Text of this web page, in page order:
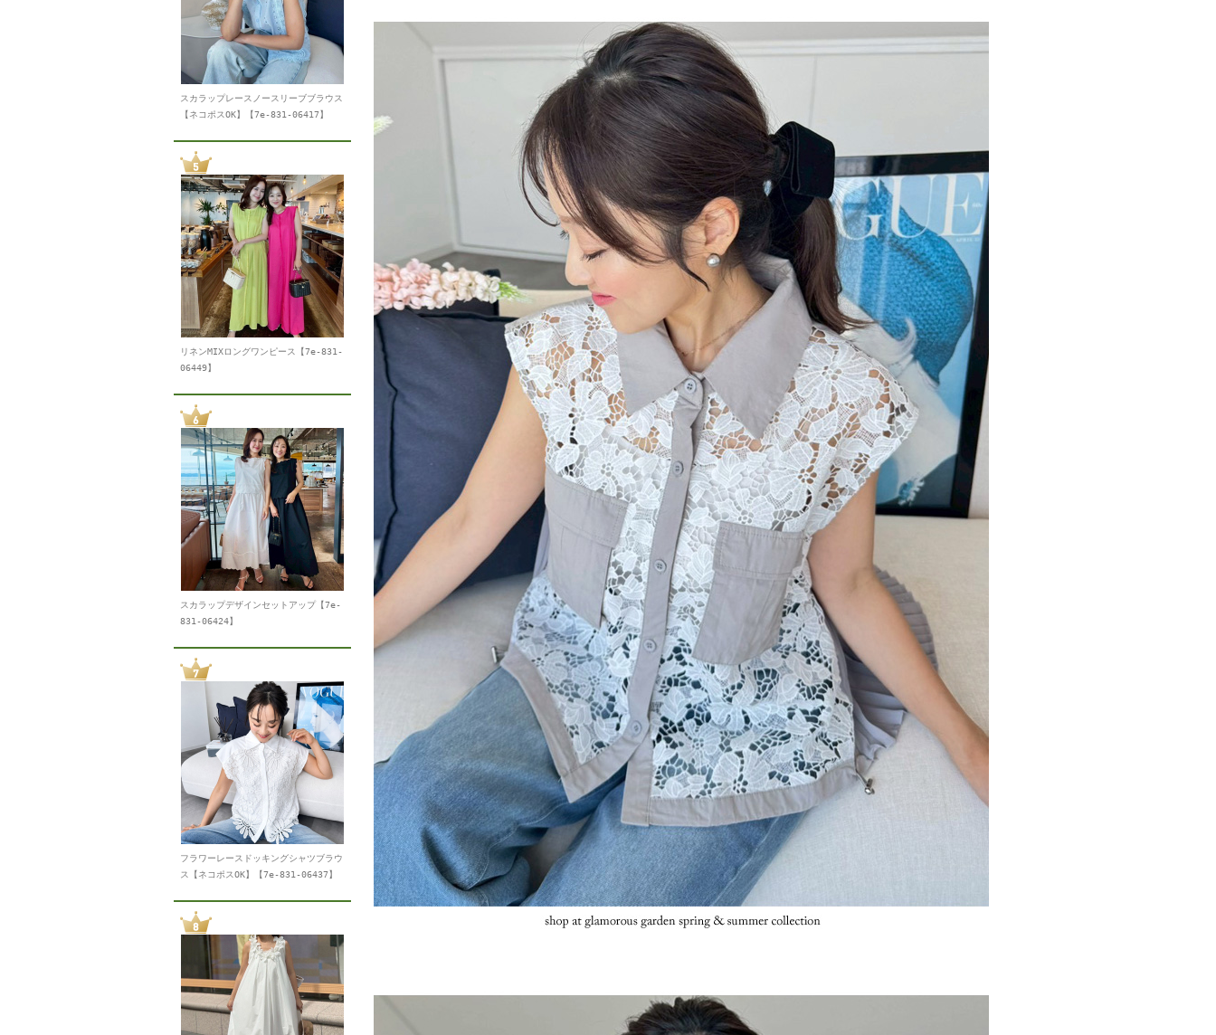
スカラップレースノースリーブブラウス
【ネコポスOK】【7e-831-06417】
リネンMIXロングワンピース【7e-831-
06449】
スカラップデザインセットアップ【7e-
831-06424】
フラワーレースドッキングシャツブラウ
ス【ネコポスOK】【7e-831-06437】